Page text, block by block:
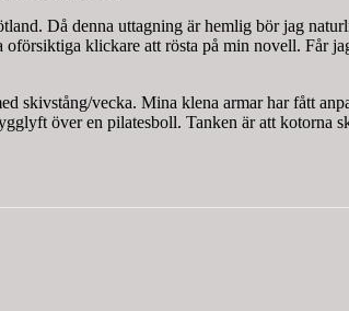
Då denna uttagning är hemlig bör jag
klickare att rösta på min novell. Får
skivstång/vecka. Mina klena armar har fått
över en pilatesboll. Tanken är att kotorna